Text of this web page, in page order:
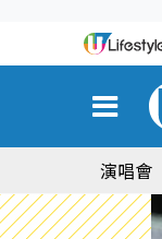
演唱會